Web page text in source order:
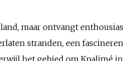
maar ontvangt
stranden, een
het gebied om Kpalimé